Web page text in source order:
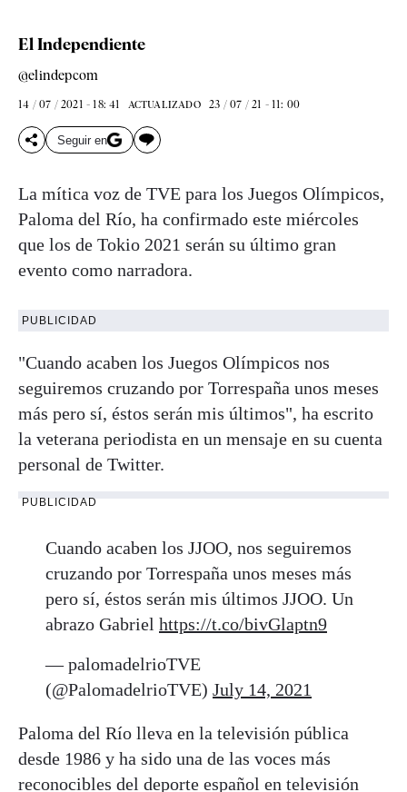
El Independiente
@elindepcom
14 / 07 / 2021 - 18: 41 ACTUALIZADO 23 / 07 / 21 - 11: 00
Seguir en
La mítica voz de TVE para los Juegos Olímpicos,
Paloma del Río, ha confirmado este miércoles
que los de Tokio 2021 serán su último gran
evento como narradora.
PUBLICIDAD
"Cuando acaben los Juegos Olímpicos nos
seguiremos cruzando por Torrespaña unos meses
más pero sí, éstos serán mis últimos", ha escrito
la veterana periodista en un mensaje en su cuenta
personal de Twitter.
PUBLICIDAD
Cuando acaben los JJOO, nos seguiremos
cruzando por Torrespaña unos meses más
pero sí, éstos serán mis últimos JJOO. Un
abrazo Gabriel https://t.co/bivGlaptn9
— palomadelrioTVE
(@PalomadelrioTVE) July 14, 2021
Paloma del Río lleva en la televisión pública
desde 1986 y ha sido una de las voces más
reconocibles del deporte español en televisión